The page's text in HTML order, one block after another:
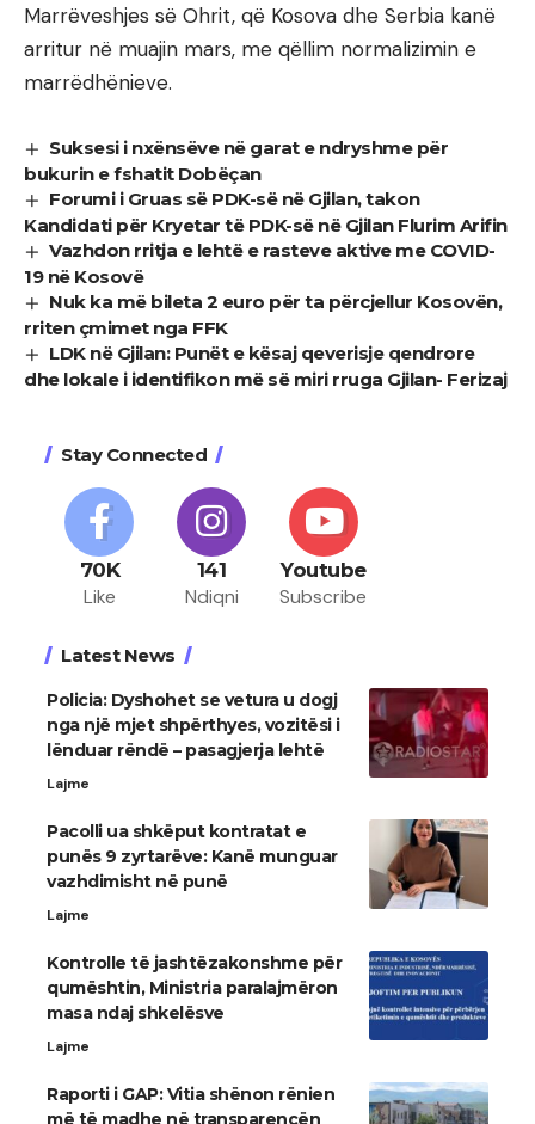
Marrëveshjes së Ohrit, që Kosova dhe Serbia kanë
arritur në muajin mars, me qëllim normalizimin e
marrëdhënieve.
Suksesi i nxënsëve në garat e ndryshme për
bukurin e fshatit Dobëçan
Forumi i Gruas së PDK-së në Gjilan, takon
Kandidati për Kryetar të PDK-së në Gjilan Flurim Arifin
Vazhdon rritja e lehtë e rasteve aktive me COVID-
19 në Kosovë
Nuk ka më bileta 2 euro për ta përcjellur Kosovën,
rriten çmimet nga FFK
LDK në Gjilan: Punët e kësaj qeverisje qendrore
dhe lokale i identifikon më së miri rruga Gjilan- Ferizaj
Stay Connected
70K
Like
141
Ndiqni
Youtube
Subscribe
Latest News
Policia: Dyshohet se vetura u dogj
nga një mjet shpërthyes, vozitësi i
lënduar rëndë – pasagjerja lehtë
Lajme
Pacolli ua shkëput kontratat e
punës 9 zyrtarëve: Kanë munguar
vazhdimisht në punë
Lajme
Kontrolle të jashtëzakonshme për
qumështin, Ministria paralajmëron
masa ndaj shkelësve
Lajme
Raporti i GAP: Vitia shënon rënien
më të madhe në transparencën